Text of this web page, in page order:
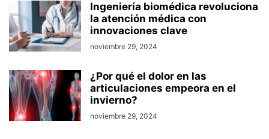
Ingeniería biomédica revoluciona
la atención médica con
innovaciones clave
noviembre 29, 2024
¿Por qué el dolor en las
articulaciones empeora en el
invierno?
noviembre 29, 2024